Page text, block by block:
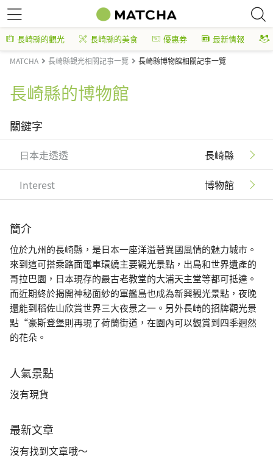
長崎縣的觀光 長崎縣的美食 優惠券 最新情報
MATCHA 長崎縣觀光相關記事一覽 長崎縣博物館相關記事一覽
長崎縣的博物館
關鍵字
日本走透透 長崎縣
Interest 博物館
簡介
位於九州的長崎縣，是日本一座洋溢著異國風情的魅力城市。
來到這可搭乘路面電車環繞主要觀光景點，出島和世界遺產的
哥拉巴園，日本現存的最古老教堂的大浦天主堂等都可抵達。
而近期終於揭開神秘面紗的軍艦島也成為新興觀光景點，夜晚
還能到稻佐山欣賞世界三大夜景之一。另外長崎的招牌觀光景
點“豪斯登堡則再現了荷蘭街道，在園內可以觀賞到四季迥然
的花朵。
人氣景點
沒有現貨
最新文章
沒有找到文章哦～